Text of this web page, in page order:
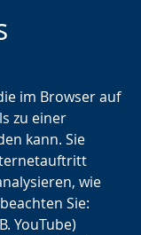
im Browser auf
zu einer
kann. Sie
wie
Sie:
YouTube)